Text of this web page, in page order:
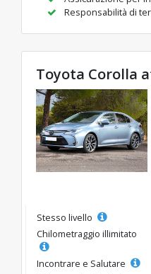
Responsabilità di
Toyota Corolla
Stesso livello
Chilometraggio illimitato
Incontrare e Salutare